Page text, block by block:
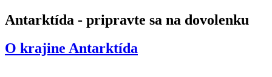
Antarktída - pripravte sa na dovolenku
O krajine Antarktída